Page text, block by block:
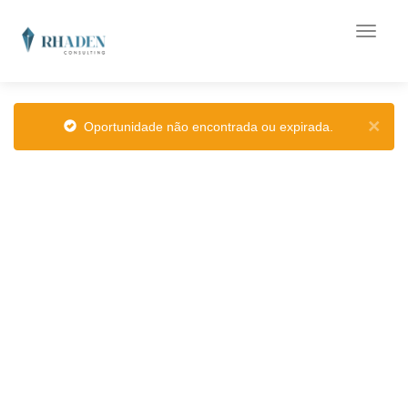
×
Oportunidade não encontrada ou expirada.